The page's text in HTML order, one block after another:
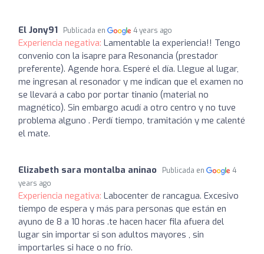
El Jony91 Publicada en 4 years ago
Experiencia negativa: Lamentable la experiencia!! Tengo
convenio con la isapre para Resonancia (prestador
preferente). Agende hora. Esperé el día. Llegue al lugar,
me ingresan al resonador y me indican que el examen no
se llevará a cabo por portar tinanio (material no
magnético). Sin embargo acudí a otro centro y no tuve
problema alguno . Perdí tiempo, tramitación y me calenté
el mate.
Elizabeth sara montalba aninao Publicada en
4
years ago
Experiencia negativa: Labocenter de rancagua. Excesivo
tiempo de espera y más para personas que están en
ayuno de 8 a 10 horas .te hacen hacer fila afuera del
lugar sin importar si son adultos mayores , sin
importarles si hace o no frío.